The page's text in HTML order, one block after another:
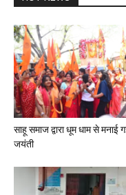
साहू समाज द्वारा धूम धाम से मनाई
जयंती